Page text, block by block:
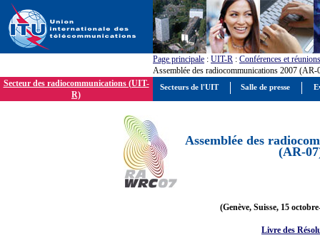
Page principale : UIT-R : Conférences et réunions
Assemblée des radiocommunications 2007 (AR-
Secteur des radiocommunications (UIT-
R)
Assemblée des
(AR-
(Genève, Suisse, 15
Livre des
Secteurs de l'UIT Salle de presse